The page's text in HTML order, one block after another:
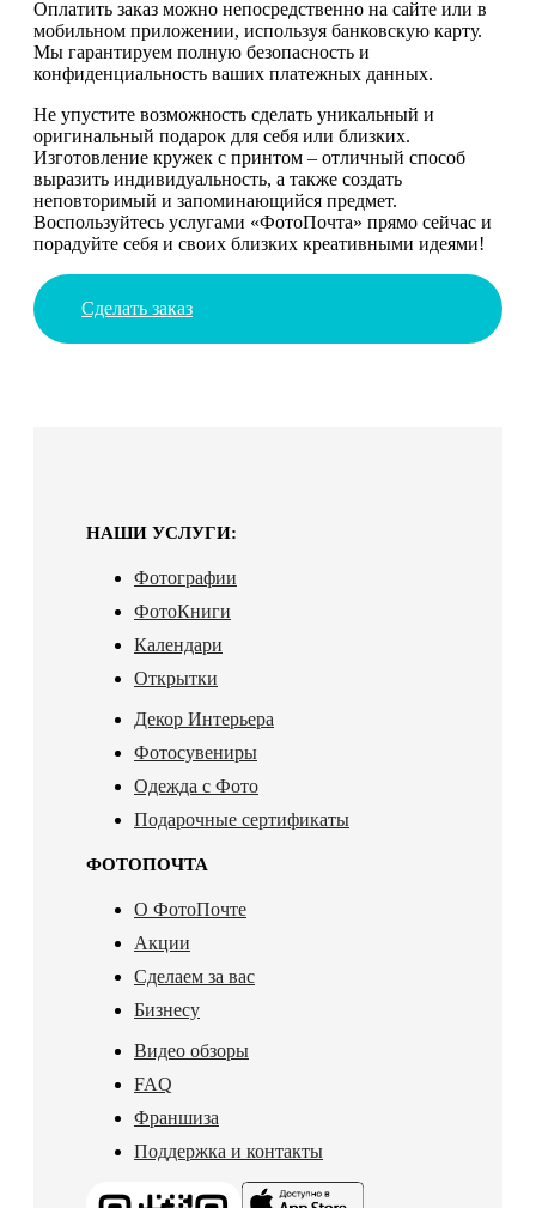
Оплатить заказ можно непосредственно на сайте или в
мобильном приложении, используя банковскую карту.
Мы гарантируем полную безопасность и
конфиденциальность ваших платежных данных.
Не упустите возможность сделать уникальный и
оригинальный подарок для себя или близких.
Изготовление кружек с принтом – отличный способ
выразить индивидуальность, а также создать
неповторимый и запоминающийся предмет.
Воспользуйтесь услугами «ФотоПочта» прямо сейчас и
порадуйте себя и своих близких креативными идеями!
Сделать заказ
НАШИ УСЛУГИ:
Фотографии
ФотоКниги
Календари
Открытки
Декор Интерьера
Фотосувениры
Одежда с Фото
Подарочные сертификаты
ФОТОПОЧТА
О ФотоПочте
Акции
Сделаем за вас
Бизнесу
Видео обзоры
FAQ
Франшиза
Поддержка и контакты